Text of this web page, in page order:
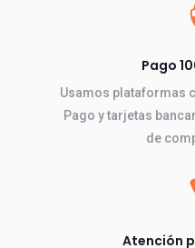
Pago
Usamos plataformas
Pago y tarjetas
de
Atención